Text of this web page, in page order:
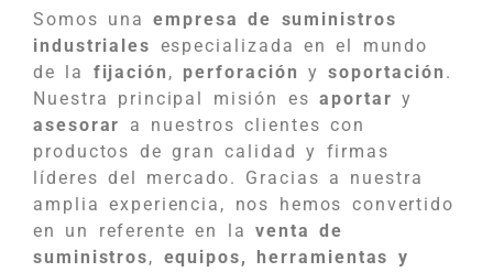
Somos unaempresa de suministros
industriales especializada en el mundo
de la fijación , perforación ysoportación .
Nuestra principal misión es aportar y
asesorar
a nuestros clientes con
productos de gran calidad y firmas
líderes del mercado. Gracias a nuestra
amplia experiencia, nos hemos convertido
en un referente en laventa de
suministros, equipos, herramientas y